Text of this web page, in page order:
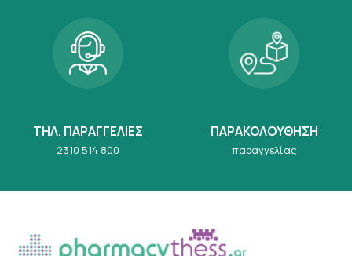
ΤΗΛ. ΠΑΡΑΓΓΕΛΙΕΣ
2310 514 800
ΠΑΡΑΚΟΛΟΥΘΗΣΗ
παραγγελίας